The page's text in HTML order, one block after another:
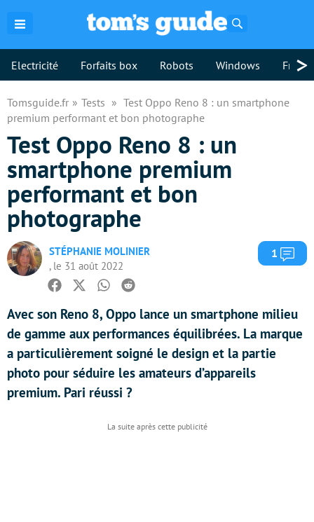
Electricité Forfaits box Robots Windows >
Tomsguide.fr Tests
Test Oppo Reno 8 : un smartphone
premium performant et bon photographe
Test Oppo Reno 8 : un
smartphone premium
performant et bon
photographe
STÉPHANIE MOLINIER
, le 31 août 2022
1
Facebook
TwitterWhatsapp
Reddit
Avec son Reno 8, Oppo lance un smartphone milieu
de gamme aux performances équilibrées. La marque
a particulièrement soigné le design et la partie
photo pour séduire les amateurs d’appareils
premium. Pari réussi ?